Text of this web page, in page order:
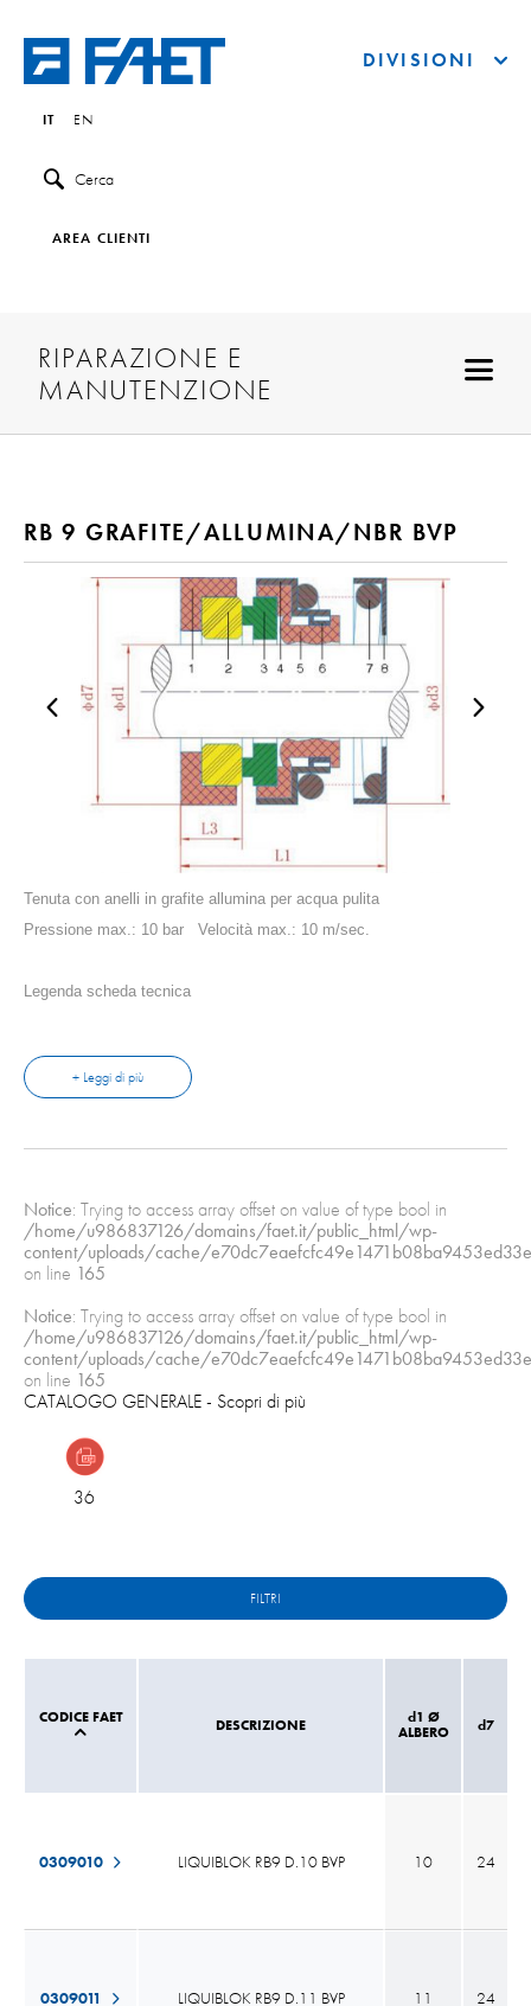
IT EN
Cerca
AREA CLIENTI
DIVISIONI
RIPARAZIONE E
MANUTENZIONE
RB 9 GRAFITE/ALLUMINA/NBR BVP
Tenuta con anelli in grafite allumina per acqua pulita
Pressione max.: 10 bar Velocità max.: 10 m/sec.
Legenda scheda tecnica
1 CALOTTA ANELLO FISSO
2 ANELLO FISSO
4 SCODELLINO AISI 304
6 PREMI GUARNIZIONE
7 MOLLA AISI 304
8 FONDELLO AISI 304
N.B.: il prezzo indicato si riferisce alla tenuta completa.
+ Leggi di più
Notice: Trying to access array offset on value of type bool in
/home/u986837126/domains/faet.it/public_html/wp-
content/uploads/cache/
on line 165
Notice: Trying to access array offset on value of type bool in
/home/u986837126/domains/faet.it/public_html/wp-
content/uploads/cache/
on line 165
CATALOGO GENERALE- Scopri di più
36
FILTRI
CODICE FAET DESCRIZIONE
0309010 LIQUIBLOK RB9 D.10 BVP
0309011 LIQUIBLOK RB9 D.11 BVP
d1 Ø
ALBERO
d7
10 24
11 24